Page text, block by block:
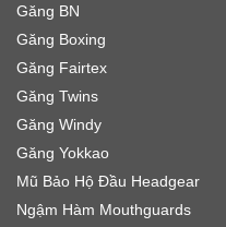
Găng BN
Găng Boxing
Găng Fairtex
Găng Twins
Găng Windy
Găng Yokkao
Mũ Bảo Hộ Đầu Headgear
Ngậm Hàm Mouthguards